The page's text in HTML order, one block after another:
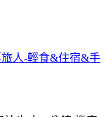
旅人-輕食&住宿&手